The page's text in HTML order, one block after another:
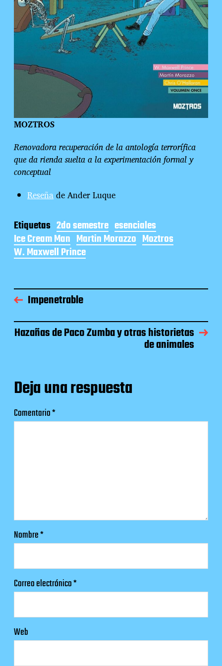
MOZTROS
Renovadora recuperación de la antología terrorífica
que da rienda suelta a la experimentación formal y
conceptual
Reseñade Ander Luque
Etiquetas 2do semestre esenciales
Ice Cream Man Martin Morazzo Moztros
W. Maxwell Prince
Impenetrable
Hazañas de Paco Zumba y otras historietas
de animales
Deja una respuesta
Comentario*
Nombre*
Correo electrónico*
Web